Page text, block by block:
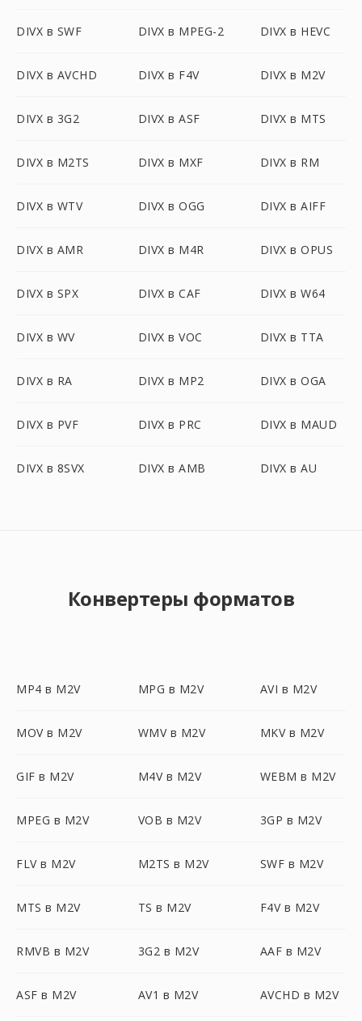
DIVX в SWF DIVX в MPEG-2 DIVX в HEVC
DIVX в AVCHD DIVX в F4V DIVX в M2V
DIVX в 3G2 DIVX в ASF DIVX в MTS
DIVX в M2TS DIVX в MXF DIVX в RM
DIVX в WTV DIVX в OGG DIVX в AIFF
DIVX в AMR DIVX в M4R DIVX в OPUS
DIVX в SPX DIVX в CAF DIVX в W64
DIVX в WV DIVX в VOC DIVX в TTA
DIVX в RA DIVX в MP2 DIVX в OGA
DIVX в PVF DIVX в PRC DIVX в MAUD
DIVX в 8SVX DIVX в AMB DIVX в AU
Конвертеры форматов
MP4 в M2V MPG в M2V AVI в M2V
MOV в M2V WMV в M2V MKV в M2V
GIF в M2V M4V в M2V WEBM в M2V
MPEG в M2V VOB в M2V 3GP в M2V
FLV в M2V M2TS в M2V SWF в M2V
MTS в M2V TS в M2V F4V в M2V
RMVB в M2V 3G2 в M2V AAF в M2V
ASF в M2V AV1 в M2V AVCHD в M2V